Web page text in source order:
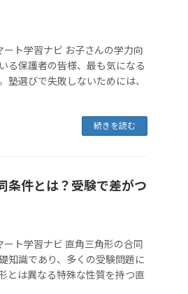
ト学習ナビ お子さんの学力向
る保護者の皆様、最も気になる
塾選びで失敗しないためには、
続きを読む
条件とは？受験で差がつ
ト学習ナビ 直角三角形の合同
知識であり、多くの受験問題に
とは異なる特殊な性質を持つ直